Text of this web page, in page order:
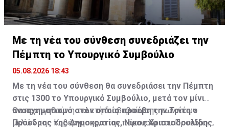
Με τη νέα του σύνθεση συνεδριάζει την
Πέμπτη το Υπουργικό Συμβούλιο
05.08.2026 18:43
Με τη νέα του σύνθεση θα συνεδριάσει την Πέμπτη
στις 1300 το Υπουργικό Συμβούλιο, μετά τον μίνι
ανασχηματισμό στον οποίο προέβη την Τρίτη ο
Πρόεδρος της Δημοκρατίας, Νίκος Χριστοδουλίδης.
Θα προηγηθούν η τελετή διαβεβαίωσης των νέων
μελών της Κυβέρνησης, στην παρουσία του Προέδρου